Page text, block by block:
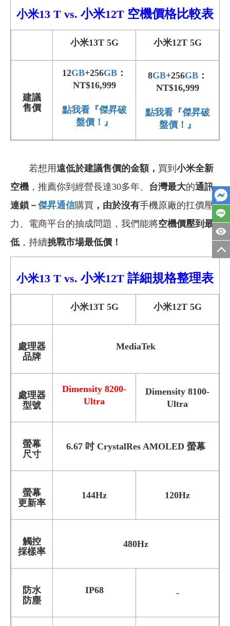
小米13 T vs. 小米12T 空機價格比較表
小米13T 5G 小米12T 5G
建議
售價
12GB+256GB ：
NT$16,999
點我看『傑昇破
盤價！』
8GB+256GB：
NT$16,999
點我看『傑昇破
盤價！』
若想用遠低於建議售價的金額， 買到 小米全新
空機 ，推薦你到經營長達30多年、 台灣最大的通訊
連鎖－ 傑昇通信購買 ，由於沒有手機原廠的扛價壓
力、電商平台的抽成問題，我們能將空機價壓到最
低 ，持續挑戰市場最低價！
小米13 T vs. 小米12T 詳細規格整理表
小米13T 5G 小米12T 5G
處理器
品牌
MediaTek
處理器
型號
Dimensity 8200-
Ultra
Dimensity 8100-
Ultra
螢幕
尺寸
6.67 吋 CrystalRes AMOLED 螢幕
螢幕
更新率
144Hz 120Hz
觸控
採樣率
480Hz
防水
防塵
IP68 -